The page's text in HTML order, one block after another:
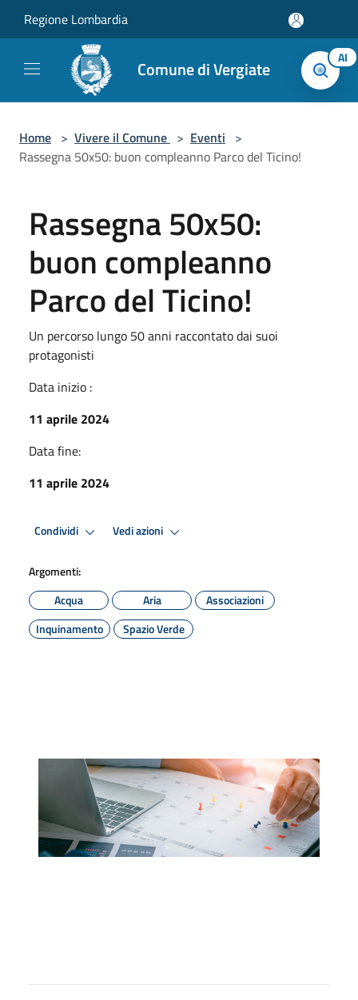
Regione Lombardia
Comune di Vergiate AI
Home > Vivere il Comune > Eventi >
Rassegna 50x50: buon compleanno Parco del Ticino!
Rassegna 50x50:
buon compleanno
Parco del Ticino!
Un percorso lungo 50 anni raccontato dai suoi
protagonisti
Data inizio :
11 aprile 2024
Data fine:
11 aprile 2024
Condividi Vedi azioni
Argomenti:
Acqua
Aria
Associazioni
Inquinamento
Spazio Verde